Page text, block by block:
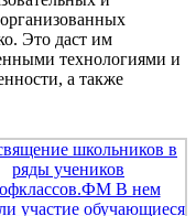
Это даст им
технологиями и
а также